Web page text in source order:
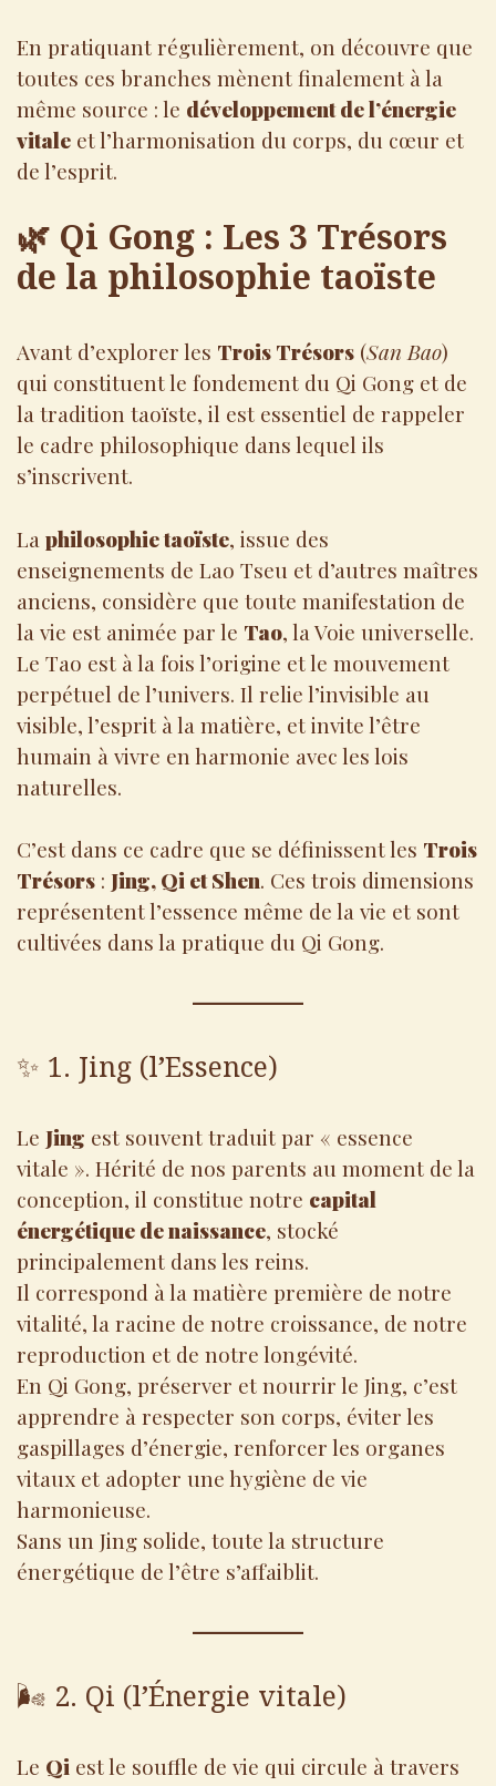
En pratiquant régulièrement, on découvre que
toutes ces branches mènent finalement à la
même source : le développement de l’énergie
vitale et l’harmonisation du corps, du cœur et
de l’esprit.
🌿 Qi Gong : Les 3 Trésors
de la philosophie taoïste
Avant d’explorer les Trois Trésors (San Bao)
qui constituent le fondement du Qi Gong et de
la tradition taoïste, il est essentiel de rappeler
le cadre philosophique dans lequel ils
s’inscrivent.
La philosophie taoïste, issue des
enseignements de Lao Tseu et d’autres maîtres
anciens, considère que toute manifestation de
la vie est animée par le Tao, la Voie universelle.
Le Tao est à la fois l’origine et le mouvement
perpétuel de l’univers. Il relie l’invisible au
visible, l’esprit à la matière, et invite l’être
humain à vivre en harmonie avec les lois
naturelles.
C’est dans ce cadre que se définissent les Trois
Trésors : Jing, Qi et Shen. Ces trois dimensions
représentent l’essence même de la vie et sont
cultivées dans la pratique du Qi Gong.
✨ 1. Jing (l’Essence)
Le Jing est souvent traduit par « essence
vitale ». Hérité de nos parents au moment de la
conception, il constitue notre capital
énergétique de naissance, stocké
principalement dans les reins.
Il correspond à la matière première de notre
vitalité, la racine de notre croissance, de notre
reproduction et de notre longévité.
En Qi Gong, préserver et nourrir le Jing, c’est
apprendre à respecter son corps, éviter les
gaspillages d’énergie, renforcer les organes
vitaux et adopter une hygiène de vie
harmonieuse.
Sans un Jing solide, toute la structure
énergétique de l’être s’affaiblit.
🌬️ 2. Qi (l’Énergie vitale)
Le Qi est le souffle de vie qui circule à travers